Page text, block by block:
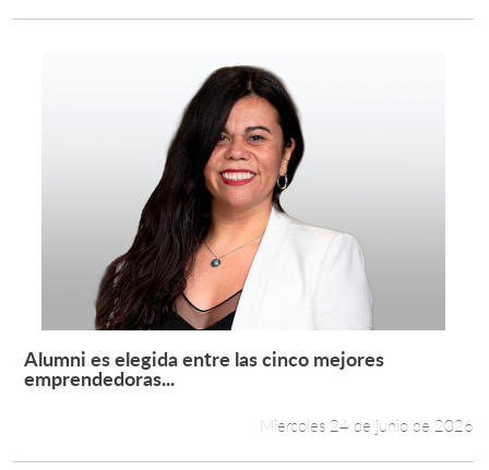
Leer más +
Alumni es elegida entre las cinco mejores
emprendedoras...
Miércoles 24 de junio de 2026